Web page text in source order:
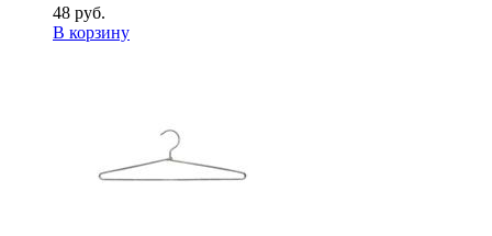
48 руб.
В корзину